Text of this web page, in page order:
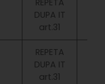
REPETA
DUPA IT
art.31
REPETA
DUPA IT
art.31